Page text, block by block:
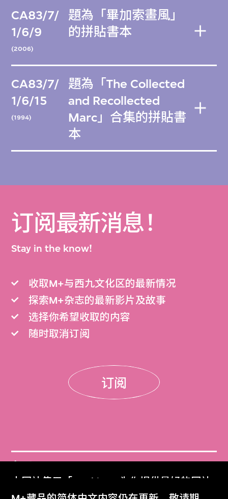
本网站使用「Cookies」为你提供最好的网站
CA83/7/
1/6/9
(2006)
題為「畢加索畫風」
的拼貼書本
CA83/7/
1/6/15
(1994)
題為「The Collected
and Recollected
Marc」合集的拼貼書
本
订阅最新消息！
Stay in the know!
收取M+与西九文化区的最新情况
探索M+杂志的最新影片及故事
选择你希望收取的内容
随时取消订阅
订阅
门票
Get Tickets